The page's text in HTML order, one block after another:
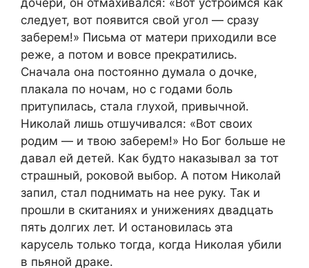
следует, вот появится свой угол — сразу
заберем!» Письма от матери приходили все
реже, а потом и вовсе прекратились.
Сначала она постоянно думала о дочке,
плакала по ночам, но с годами боль
притупилась, стала глухой, привычной.
Николай лишь отшучивался: «Вот своих
родим — и твою заберем!» Но Бог больше не
давал ей детей. Как будто наказывал за тот
страшный, роковой выбор. А потом Николай
запил, стал поднимать на нее руку. Так и
прошли в скитаниях и унижениях двадцать
пять долгих лет. И остановилась эта
карусель только тогда, когда Николая убили
в пьяной драке.